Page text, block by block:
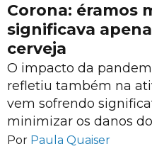
Corona: éramos
significava
cerveja
O impacto da
refletiu também na
vem sofrendo
minimizar os danos
Por Paula Quaiser